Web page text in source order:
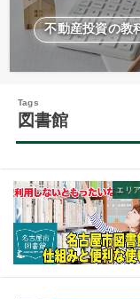
不動産投資の教
図書館
エリ